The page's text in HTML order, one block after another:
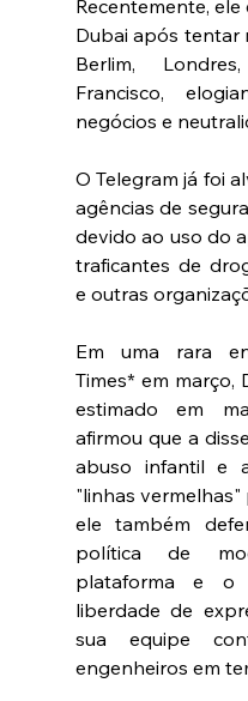
Recentemente,
Dubai após tentar
Berlim,
Francisco,
negócios e
O Telegram já foi
agências de
devido ao uso do
traficantes de
e outras
Em uma rara
Times* em março,
estimado em
afirmou que a
abuso infantil e
"linhas vermelhas"
ele também
política de
plataforma e o
liberdade de
sua equipe
engenheiros em